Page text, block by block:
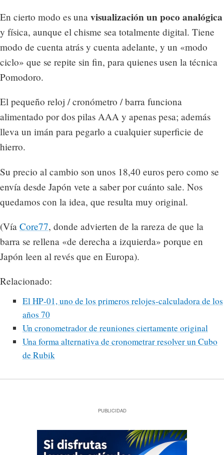
En cierto modo es una visualización un poco analógica
y física, aunque el chisme sea totalmente digital. Tiene
modo de cuenta atrás y cuenta adelante, y un «modo
ciclo» que se repite sin fin, para quienes usen la técnica
Pomodoro.
El pequeño reloj / cronómetro / barra funciona
alimentado por dos pilas AAA y apenas pesa; además
lleva un imán para pegarlo a cualquier superficie de
hierro.
Su precio al cambio son unos 18,40 euros pero como se
envía desde Japón vete a saber por cuánto sale. Nos
quedamos con la idea, que resulta muy original.
(Vía Core77, donde advierten de la rareza de que la
barra se rellena «de derecha a izquierda» porque en
Japón leen al revés que en Europa).
Relacionado:
El HP‑01, uno de los primeros relojes‑calculadora de los
años 70
Un cronometrador de reuniones ciertamente original
Una forma alternativa de cronometrar resolver un Cubo
de Rubik
PUBLICIDAD